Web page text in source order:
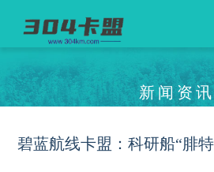
新闻资讯